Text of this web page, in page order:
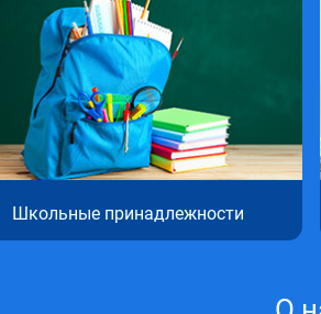
Школьные принадлежности